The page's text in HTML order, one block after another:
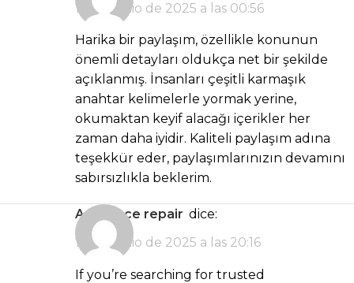
17 de junio de 2025 a las 00:56
Harika bir paylaşım, özellikle konunun
önemli detayları oldukça net bir şekilde
açıklanmış. İnsanları çeşitli karmaşık
anahtar kelimelerle yormak yerine,
okumaktan keyif alacağı içerikler her
zaman daha iyidir. Kaliteli paylaşım adına
teşekkür eder, paylaşımlarınızın devamını
sabırsızlıkla beklerim.
appliance repair dice:
17 de junio de 2025 a las 20:16
If you’re searching for trusted